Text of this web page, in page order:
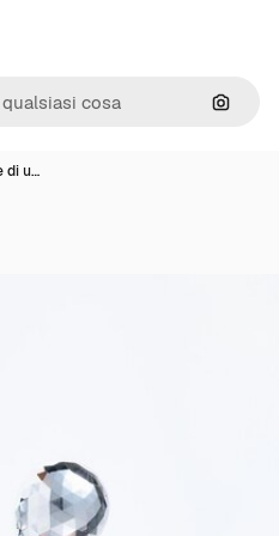
Cerca
di u…